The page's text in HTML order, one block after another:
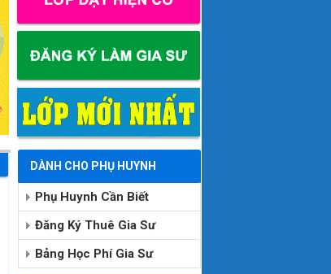
DÀNH CHO PHỤ HUYNH
Phụ Huynh Cần Biết
Đăng Ký Thuê Gia Sư
Bảng Học Phí Gia Sư